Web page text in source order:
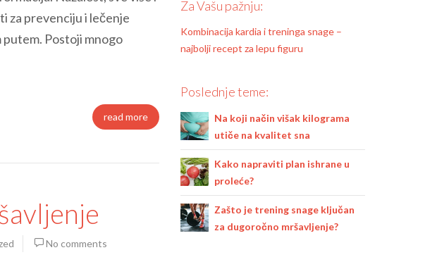
za prevenciju i lečenje
putem. Postoji mnogo
read more
No comments
Za Vašu pažnju:
Kombinacija kardia i treninga snage –
najbolji recept za lepu figuru
Poslednje teme:
Na koji način višak kilograma
utiče na kvalitet sna
Kako napraviti plan ishrane u
proleće?
Zašto je trening snage ključan
za dugoročno mršavljenje?